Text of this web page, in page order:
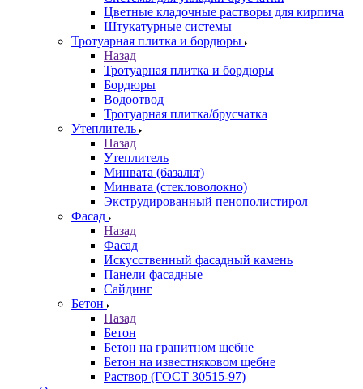
Цветные кладочные растворы для кирпича
Штукатурные системы
Тротуарная плитка и бордюры
Назад
Тротуарная плитка и бордюры
Бордюры
Водоотвод
Тротуарная плитка/брусчатка
Утеплитель
Назад
Утеплитель
Минвата (базальт)
Минвата (стекловолокно)
Экструдированный пенополистирол
Фасад
Назад
Фасад
Искусственный фасадный камень
Панели фасадные
Сайдинг
Бетон
Назад
Бетон
Бетон на гранитном щебне
Бетон на известняковом щебне
Раствор (ГОСТ 30515-97)